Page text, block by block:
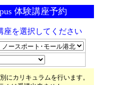
体験講座予約
を選択してください
にカリキュラムを行います。